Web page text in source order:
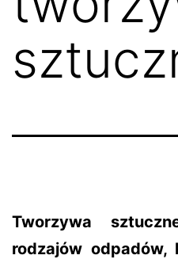
Tworzywa
rodzajów